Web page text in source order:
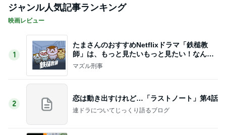
ジャンル人気記事ランキング
映画レビュー
1
たまさんのおすすめNetflixドラマ「鉄槌教
師」は、もっと見たいもっと見たい！なんで1
0話完？
マズル刑事
2
恋は動き出すけれど…「ラストノート」第4話
連ドラについてじっくり語るブログ